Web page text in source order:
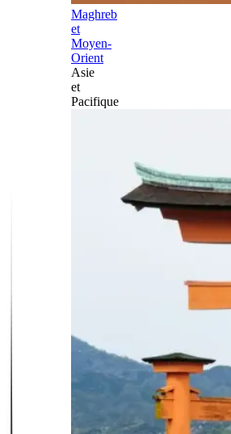
Maghreb
et
Moyen-
Orient
Asie
et
Pacifique